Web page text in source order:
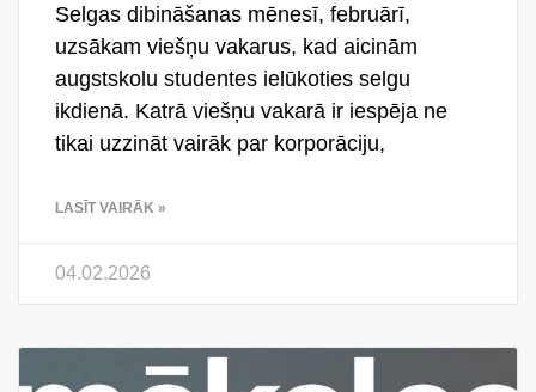
Selgas dibināšanas mēnesī, februārī,
uzsākam viešņu vakarus, kad aicinām
augstskolu studentes ielūkoties selgu
ikdienā. Katrā viešņu vakarā ir iespēja ne
tikai uzzināt vairāk par korporāciju,
LASĪT VAIRĀK »
04.02.2026